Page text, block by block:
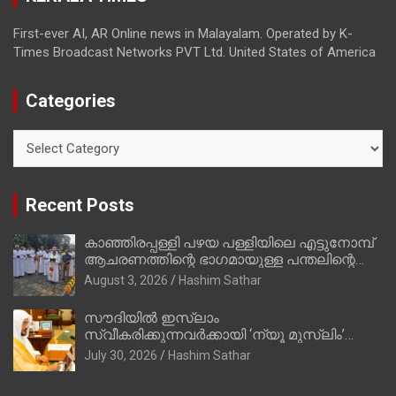
First-ever AI, AR Online news in Malayalam. Operated by K-
Times Broadcast Networks PVT Ltd. United States of America
Categories
Recent Posts
കാഞ്ഞിരപ്പള്ളി പഴയ പള്ളിയിലെ എട്ടുനോമ്പ്
ആചരണത്തിന്റെ ഭാഗമായുള്ള പന്തലിന്റെ
കാൽനാട്ട് കർമ്മം ആർച്ച് പ്രീസ്റ്റ് വെരി.
റവ.ഫാ. കുര്യൻ താമരശ്ശേരി നിർവഹിക്കുന്നു.
August 3, 2026 Hashim Sathar
സൗദിയില്‍ ഇസ്‌ലാം
സ്വീകരിക്കുന്നവര്‍ക്കായി ‘ന്യൂ മുസ്ലിം’
ഡിജിറ്റല്‍ കാര്‍ഡ് സേവനം ആരംഭിച്ചു
July 30, 2026 Hashim Sathar